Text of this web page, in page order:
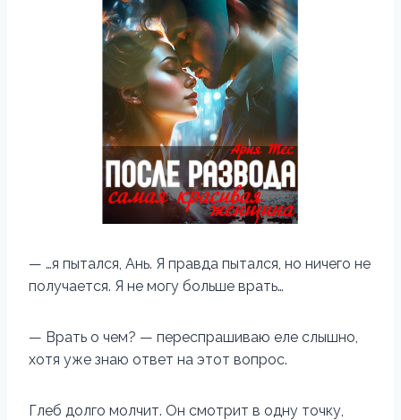
— …я пытался, Ань. Я правда пытался, но ничего не
получается. Я не могу больше врать…
— Врать о чем? — переспрашиваю еле слышно,
хотя уже знаю ответ на этот вопрос.
Глеб долго молчит. Он смотрит в одну точку,